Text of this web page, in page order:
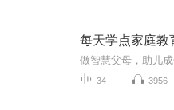
每天学点家庭教
34 3956